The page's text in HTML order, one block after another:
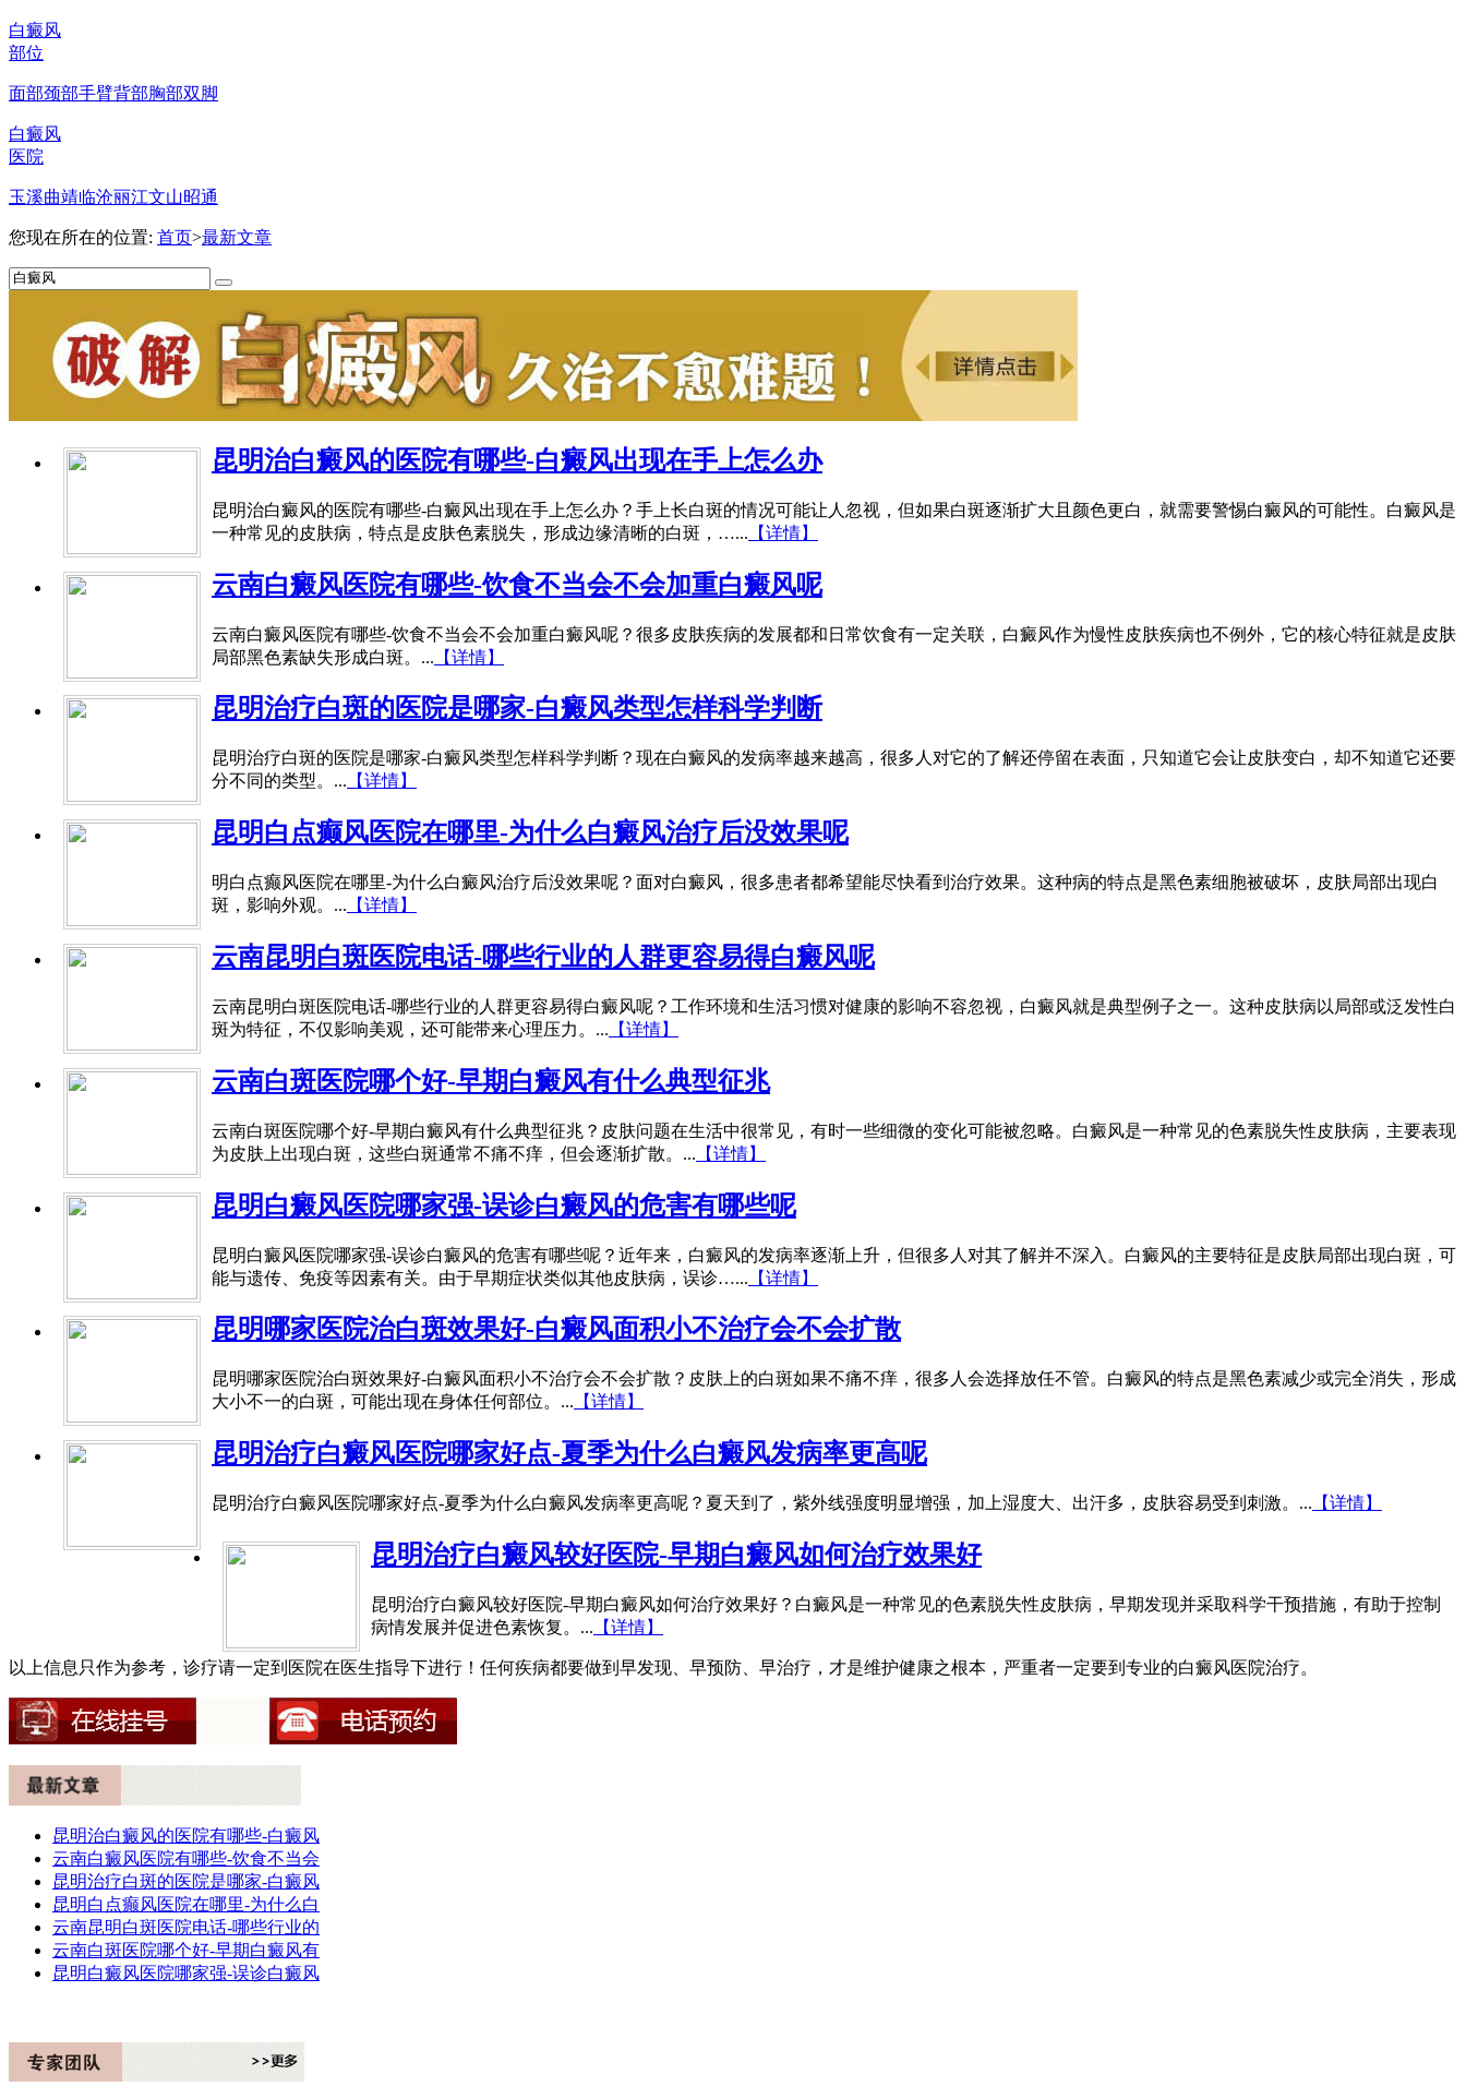
白癜风
部位
面部颈部手臂背部胸部双脚
白癜风
医院
玉溪曲靖临沧丽江文山昭通
您现在所在的位置: 首页>最新文章
昆明治白癜风的医院有哪些-白癜风出现在手上怎么办
昆明治白癜风的医院有哪些-白癜风出现在手上怎么办？手上长白斑的情况可能让人忽视，但如果白斑逐渐扩大且颜色更白，就需要警惕白癜风的可能性。白癜风是
一种常见的皮肤病，特点是皮肤色素脱失，形成边缘清晰的白斑，…... 【详情】
云南白癜风医院有哪些-饮食不当会不会加重白癜风呢
云南白癜风医院有哪些-饮食不当会不会加重白癜风呢？很多皮肤疾病的发展都和日常饮食有一定关联，白癜风作为慢性皮肤疾病也不例外，它的核心特征就是皮肤
局部黑色素缺失形成白斑。... 【详情】
昆明治疗白斑的医院是哪家-白癜风类型怎样科学判断
昆明治疗白斑的医院是哪家-白癜风类型怎样科学判断？现在白癜风的发病率越来越高，很多人对它的了解还停留在表面，只知道它会让皮肤变白，却不知道它还要
分不同的类型。... 【详情】
昆明白点癫风医院在哪里-为什么白癜风治疗后没效果呢
明白点癫风医院在哪里-为什么白癜风治疗后没效果呢？面对白癜风，很多患者都希望能尽快看到治疗效果。这种病的特点是黑色素细胞被破坏，皮肤局部出现白
斑，影响外观。... 【详情】
云南昆明白斑医院电话-哪些行业的人群更容易得白癜风呢
云南昆明白斑医院电话-哪些行业的人群更容易得白癜风呢？工作环境和生活习惯对健康的影响不容忽视，白癜风就是典型例子之一。这种皮肤病以局部或泛发性白
斑为特征，不仅影响美观，还可能带来心理压力。... 【详情】
云南白斑医院哪个好-早期白癜风有什么典型征兆
云南白斑医院哪个好-早期白癜风有什么典型征兆？皮肤问题在生活中很常见，有时一些细微的变化可能被忽略。白癜风是一种常见的色素脱失性皮肤病，主要表现
为皮肤上出现白斑，这些白斑通常不痛不痒，但会逐渐扩散。... 【详情】
昆明白癜风医院哪家强-误诊白癜风的危害有哪些呢
昆明白癜风医院哪家强-误诊白癜风的危害有哪些呢？近年来，白癜风的发病率逐渐上升，但很多人对其了解并不深入。白癜风的主要特征是皮肤局部出现白斑，可
能与遗传、免疫等因素有关。由于早期症状类似其他皮肤病，误诊…... 【详情】
昆明哪家医院治白斑效果好-白癜风面积小不治疗会不会扩散
昆明哪家医院治白斑效果好-白癜风面积小不治疗会不会扩散？皮肤上的白斑如果不痛不痒，很多人会选择放任不管。白癜风的特点是黑色素减少或完全消失，形成
大小不一的白斑，可能出现在身体任何部位。... 【详情】
昆明治疗白癜风医院哪家好点-夏季为什么白癜风发病率更高呢
昆明治疗白癜风医院哪家好点-夏季为什么白癜风发病率更高呢？夏天到了，紫外线强度明显增强，加上湿度大、出汗多，皮肤容易受到刺激。... 【详情】
昆明治疗白癜风较好医院-早期白癜风如何治疗效果好
昆明治疗白癜风较好医院-早期白癜风如何治疗效果好？白癜风是一种常见的色素脱失性皮肤病，早期发现并采取科学干预措施，有助于控制
病情发展并促进色素恢复。... 【详情】
以上信息只作为参考，诊疗请一定到医院在医生指导下进行！任何疾病都要做到早发现、早预防、早治疗，才是维护健康之根本，严重者一定要到专业的白癜风医院治疗。
昆明治白癜风的医院有哪些-白癜风
云南白癜风医院有哪些-饮食不当会
昆明治疗白斑的医院是哪家-白癜风
昆明白点癫风医院在哪里-为什么白
云南昆明白斑医院电话-哪些行业的
云南白斑医院哪个好-早期白癜风有
昆明白癜风医院哪家强-误诊白癜风